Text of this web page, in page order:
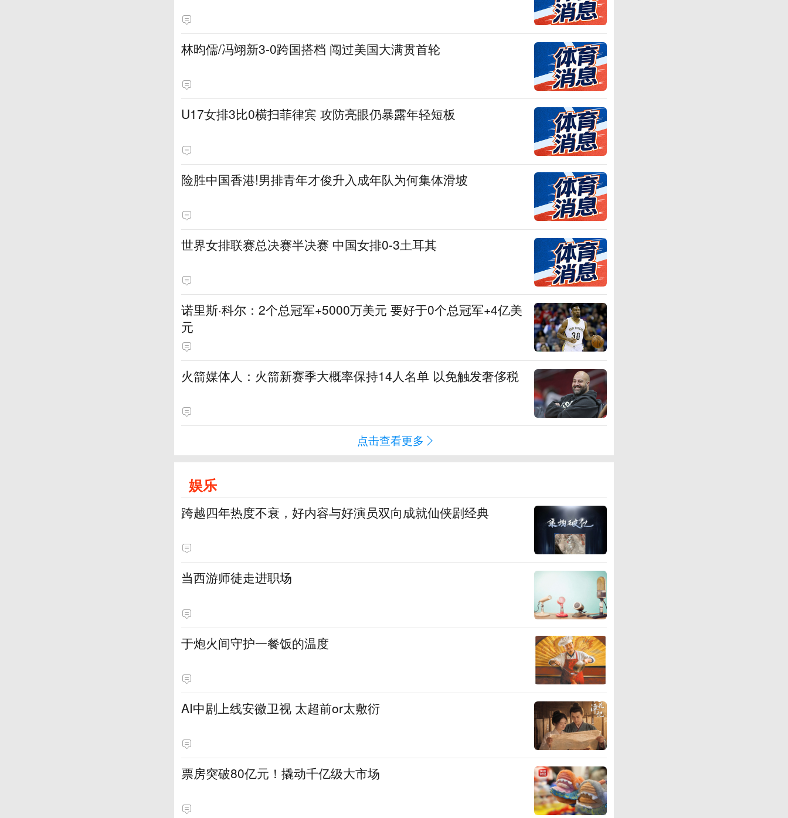
林昀儒/冯翊新3-0跨国搭档 闯过美国大满贯首轮
U17女排3比0横扫菲律宾 攻防亮眼仍暴露年轻短板
险胜中国香港!男排青年才俊升入成年队为何集体滑坡
世界女排联赛总决赛半决赛 中国女排0-3土耳其
诺里斯·科尔：2个总冠军+5000万美元 要好于0个总冠军+4亿美
元
火箭媒体人：火箭新赛季大概率保持14人名单 以免触发奢侈税
点击查看更多
娱乐
跨越四年热度不衰，好内容与好演员双向成就仙侠剧经典
当西游师徒走进职场
于炮火间守护一餐饭的温度
AI中剧上线安徽卫视 太超前or太敷衍
票房突破80亿元！撬动千亿级大市场